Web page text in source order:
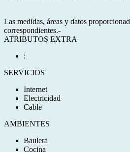
Las medidas, áreas y datos
correspondientes.-
ATRIBUTOS EXTRA
:
SERVICIOS
Internet
Electricidad
Cable
AMBIENTES
Baulera
Cocina